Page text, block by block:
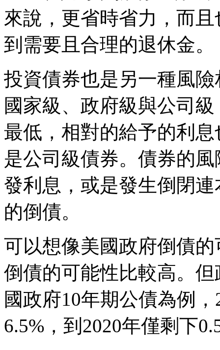
來說，更省時省力，而
到需要且合理的退休金。
投資債券也是另一種風
國家級、政府級與公司
最低，相對的給予的利
是公司級債券。債券的
發利息，或是發生倒閉
的倒債。
可以想像美國政府倒債
倒債的可能性比較高。
國政府10年期公債為例
6.5%，到2020年僅剩下